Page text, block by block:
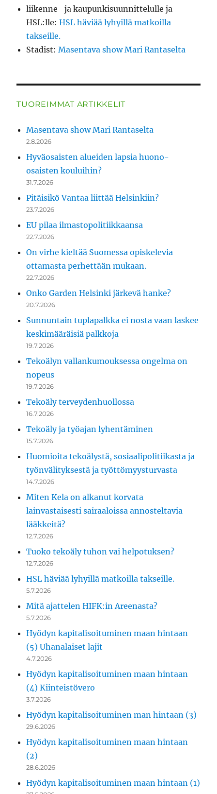
liikenne- ja kaupunkisuunnittelulle ja
HSL:lle:HSL häviää lyhyillä matkoilla
takseille.
Stadist:Masentava show Mari Rantaselta
TUOREIMMAT ARTIKKELIT
Masentava show Mari Rantaselta
2.8.2026
Hyväosaisten alueiden lapsia huono-
osaisten kouluihin?
31.7.2026
Pitäisikö Vantaa liittää Helsinkiin?
23.7.2026
EU pilaa ilmastopolitiikkaansa
22.7.2026
On virhe kieltää Suomessa opiskelevia
ottamasta perhettään mukaan.
22.7.2026
Onko Garden Helsinki järkevä hanke?
20.7.2026
Sunnuntain tuplapalkka ei nosta vaan laskee
keskimääräisiä palkkoja
19.7.2026
Tekoälyn vallankumouksessa ongelma on
nopeus
19.7.2026
Tekoäly terveydenhuollossa
16.7.2026
Tekoäly ja työajan lyhentäminen
15.7.2026
Huomioita tekoälystä, sosiaalipolitiikasta ja
työnvälityksestä ja työttömyysturvasta
14.7.2026
Miten Kela on alkanut korvata
lainvastaisesti sairaaloissa annosteltavia
lääkkeitä?
12.7.2026
Tuoko tekoäly tuhon vai helpotuksen?
12.7.2026
HSL häviää lyhyillä matkoilla takseille.
5.7.2026
Mitä ajattelen HIFK:in Areenasta?
5.7.2026
Hyödyn kapitalisoituminen maan hintaan
(5) Uhanalaiset lajit
4.7.2026
Hyödyn kapitalisoituminen maan hintaan
(4) Kiinteistövero
3.7.2026
Hyödyn kapitalisoituminen man hintaan (3)
29.6.2026
Hyödyn kapitalisoituminen maan hintaan
(2)
28.6.2026
Hyödyn kapitalisoituminen maan hintaan (1)